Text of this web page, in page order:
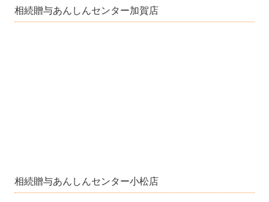
相続贈与あんしんセンター加賀店
相続贈与あんしんセンター小松店